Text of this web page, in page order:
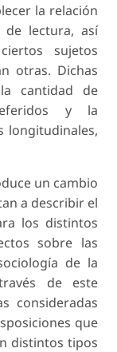
la relación
lectura, así
sujetos
otras. Dichas
cantidad de
y la
longitudinales,
un cambio
a describir el
los distintos
sobre las
de la
de este
consideradas
que
distintos tipos